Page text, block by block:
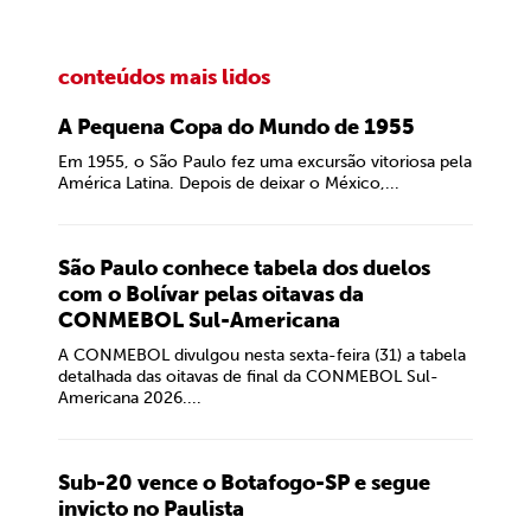
conteúdos mais lidos
A Pequena Copa do Mundo de 1955
Em 1955, o São Paulo fez uma excursão vitoriosa pela
América Latina. Depois de deixar o México,...
São Paulo conhece tabela dos duelos
com o Bolívar pelas oitavas da
CONMEBOL Sul-Americana
A CONMEBOL divulgou nesta sexta-feira (31) a tabela
detalhada das oitavas de final da CONMEBOL Sul-
Americana 2026....
Sub-20 vence o Botafogo-SP e segue
invicto no Paulista